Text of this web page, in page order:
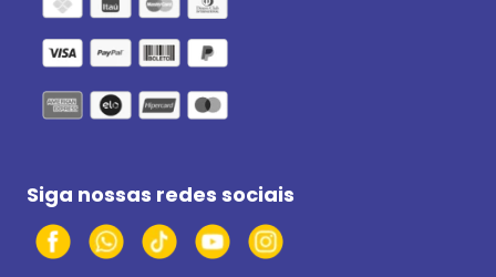
Siga nossas redes sociais